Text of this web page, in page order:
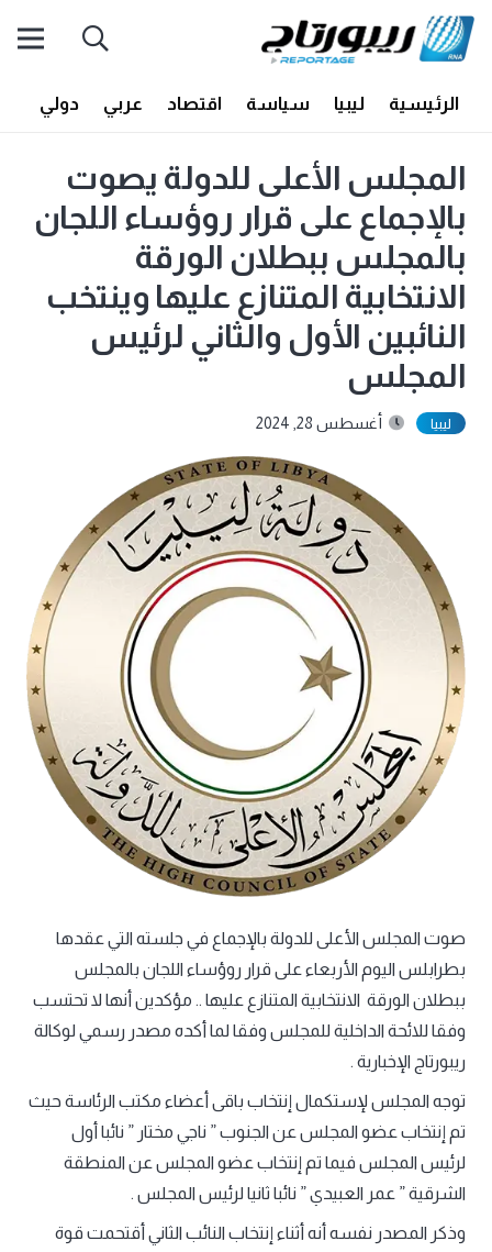
الرئيسية ليبيا سياسة اقتصاد عربي دولي
المجلس الأعلى للدولة يصوت
بالإجماع على قرار روؤساء اللجان
بالمجلس ببطلان الورقة
الانتخابية المتنازع عليها وينتخب
النائبين الأول والثاني لرئيس
المجلس
ليبيا أغسطس 28, 2024
صوت المجلس الأعلى للدولة بالإجماع في جلسته التي عقدها
بطرابلس اليوم الأربعاء على قرار روؤساء اللجان بالمجلس
ببطلان الورقة الانتخابية المتنازع عليها .. مؤكدين أنها لا تحتسب
وفقا للائحة الداخلية للمجلس وفقا لما أكده مصدر رسمي لوكالة
ريبورتاج الإخبارية .
توجه المجلس لإستكمال إنتخاب باقى أعضاء مكتب الرئاسة حيث
تم إنتخاب عضو المجلس عن الجنوب ” ناجي مختار ” نائبا أول
لرئيس المجلس فيما تم إنتخاب عضو المجلس عن المنطقة
الشرقية ” عمر العبيدي ” نائبا ثانيا لرئيس المجلس .
وذكر المصدر نفسه أنه أثناء إنتخاب النائب الثاني أقتحمت قوة